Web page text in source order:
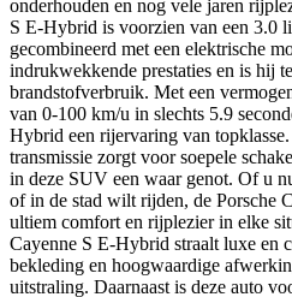
onderhouden en nog vele jaren
S E-Hybrid is voorzien van een 3.0
gecombineerd met een elektrische
indrukwekkende prestaties en is hij
brandstofverbruik. Met een
van 0-100 km/u in slechts 5.9
Hybrid een rijervaring van
transmissie zorgt voor soepele
in deze SUV een waar genot. Of u
of in de stad wilt rijden, de Porsche
ultiem comfort en rijplezier in elke
Cayenne S E-Hybrid straalt luxe en
bekleding en hoogwaardige
uitstraling. Daarnaast is deze auto